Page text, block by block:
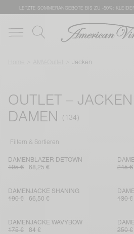
LETZTE SOMMERANGEBOTE BIS ZU -50%:
Jacken
OUTLET –
DAMEN
Filtern & Sortieren
DAMENBLAZER DETOWN
195 €
68,25 €
245 €
DAMENJACKE SHANING
190 €
66,50 €
130 €
DAMENJACKE WAVYBOW
175 €
84 €
250 €